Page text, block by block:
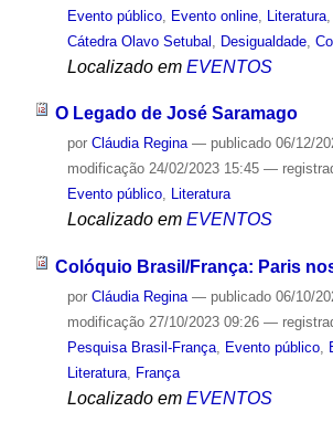
Evento público, Evento online, Literatura,
Cátedra Olavo Setubal
Desigualdade,
Localizado em EVENTOS
O Legado de José Saramago
por Cláudia Regina — publicado06/12/
modificação24/02/2023 15:45 —
Evento público, Literatura
Localizado em EVENTOS
Colóquio Brasil/França: Paris
por Cláudia Regina — publicado06/10/
modificação27/10/2023 09:26 —
Pesquisa Brasil-França, Evento público,
Literatura, França
Localizado em EVENTOS